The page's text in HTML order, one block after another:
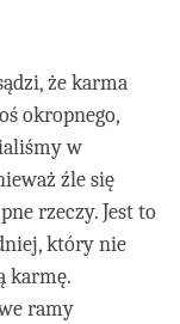
że karma
okropnego,
w
źle się
rzeczy. Jest to
który nie
karmę.
ramy